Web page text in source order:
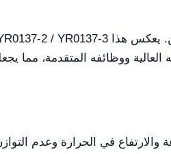
في الحرارة وعدم